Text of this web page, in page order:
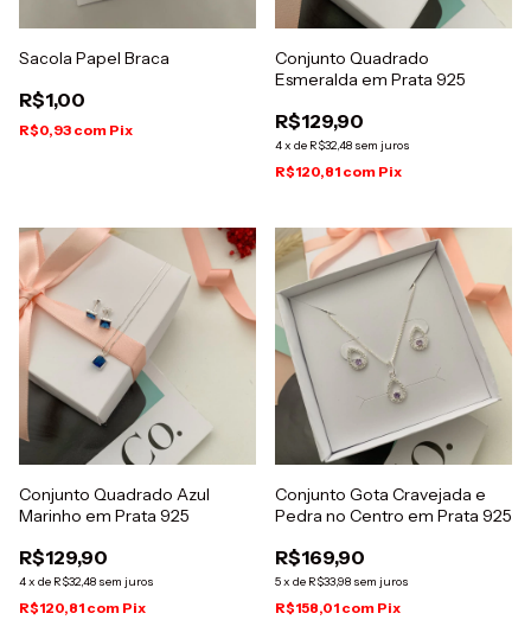
Sacola Papel Braca
R$1,00
R$0,93 com Pix
Conjunto Quadrado
Esmeralda em Prata 925
R$129,90
4x de R$32,48 sem juros
R$120,81 com Pix
Conjunto Quadrado Azul
Marinho em Prata 925
R$129,90
4x de R$32,48 sem juros
R$120,81 com Pix
Conjunto Gota Cravejada e
Pedra no Centro em Prata 925
R$169,90
5x de R$33,98 sem juros
R$158,01 com Pix